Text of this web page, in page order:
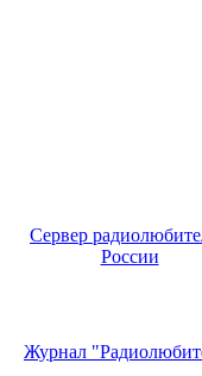
Сервер
России
Журнал